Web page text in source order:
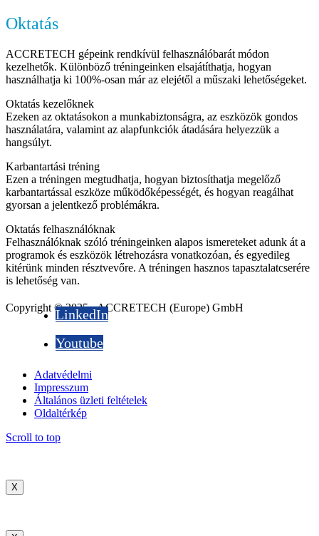
Oktatás
ACCRETECH gépeink rendkívül felhasználóbarát módon
kezelhetők. Különböző tréningeinken elsajátíthatja, hogyan
használhatja ki 100%-osan már az elejétől a műszaki lehetőségeket.
Oktatás kezelőknek
Ezeken az oktatásokon a munkabiztonságra, az eszközök gondos
használatára, valamint az alapfunkciók átadására helyezzük a
hangsúlyt.
Karbantartási tréning
Ezen a tréningen megtudhatja, hogyan biztosíthatja megelőző
karbantartással eszköze működőképességét, és hogyan reagálhat
gyorsan a jelentkező problémákra.
Oktatás felhasználóknak
Felhasználóknak szóló tréningeinken alapos ismereteket adunk át a
programok és eszközök létrehozásra vonatkozóan, és egyedileg
kitérünk minden résztvevőre. A tréningen hasznos tapasztalatcserére
is lehetőség van.
Copyright © 2025 - ACCRETECH (Europe) GmbH
LinkedIn
Youtube
Adatvédelmi
Impresszum
Általános üzleti feltételek
Oldaltérkép
Scroll to top
X